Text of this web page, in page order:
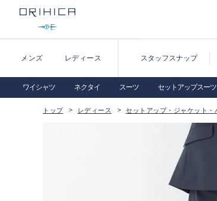
メンズ レディース スタッフスナップ
ワイシャツ ネクタイ スーツ セットアップスーツ
トップ レディース セットアップ・ジャケット・